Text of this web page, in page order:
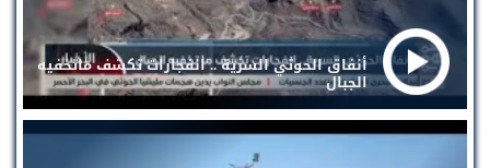
أنفاق الحوثي السرية .. انفجارات تكشف ماتخفيه
الجبال